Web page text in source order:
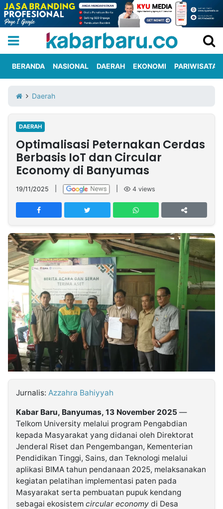
Iklan
Berita
Kami
Nasional
International
Olahraga
Entertainment
Daerah
Pariwisata
Kuliner
Kolom
Network
PT
TREETAN
INDONESIA
Partner
Insight
NTB
Suara
Time
Lens
IDN
Daily
Jogja
Jalan
Rakyat
Idealita
News
Notice
Dinamikapost.com
Radar
Baru
Seedbacklink
Follow
Kabarbaru
Kabarbaru.co
2026
BERANDA NASIONAL DAERAH EKONOMI PARIWISATA
Daerah
DAERAH
Optimalisasi Peternakan Cerdas
Berbasis IoT dan Circular
Economy di Banyumas
19/11/2025 4 views
Jurnalis: Azzahra Bahiyyah
Kabar Baru, Banyumas, 13 November 2025 —
Telkom University melalui program Pengabdian
kepada Masyarakat yang didanai oleh Direktorat
Jenderal Riset dan Pengembangan, Kementerian
Pendidikan Tinggi, Sains, dan Teknologi melalui
aplikasi BIMA tahun pendanaan 2025, melaksanakan
kegiatan pelatihan implementasi paten pada
Masyarakat serta pembuatan pupuk kendang
sebagai ekosistem circular economy di Desa